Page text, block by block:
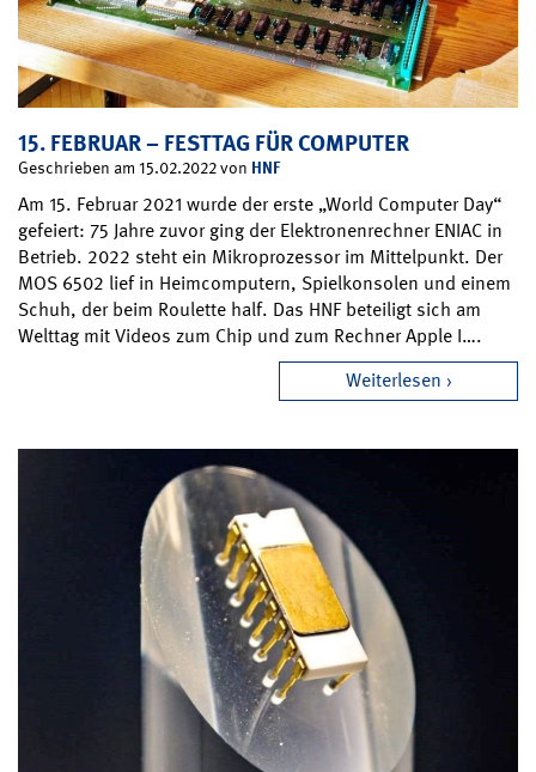
15. FEBRUAR – FESTTAG FÜR COMPUTER
Geschrieben am 15.02.2022 von HNF
Am 15. Februar 2021 wurde der erste „World Computer Day“
gefeiert: 75 Jahre zuvor ging der Elektronenrechner ENIAC in
Betrieb. 2022 steht ein Mikroprozessor im Mittelpunkt. Der
MOS 6502 lief in Heimcomputern, Spielkonsolen und einem
Schuh, der beim Roulette half. Das HNF beteiligt sich am
Welttag mit Videos zum Chip und zum Rechner Apple I….
Weiterlesen